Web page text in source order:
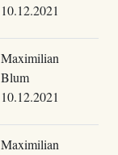
10.12.2021
Maximilian
Blum
10.12.2021
Maximilian